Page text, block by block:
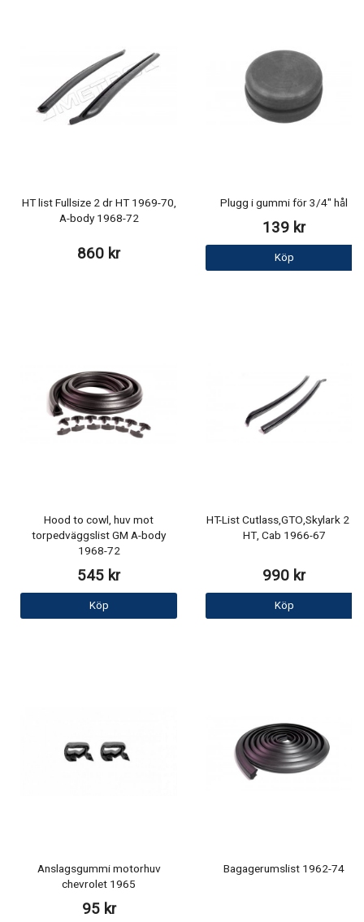
HT list Fullsize 2 dr HT 1969-70,
A-body 1968-72
860 kr
Plugg i gummi för 3/4" hål
139 kr
Köp
Hood to cowl, huv mot
torpedväggslist GM A-body
1968-72
545 kr
Köp
HT-List Cutlass,GTO,Skylark 2 dr
HT, Cab 1966-67
990 kr
Köp
Anslagsgummi motorhuv
chevrolet 1965
95 kr
Bagagerumslist 1962-74